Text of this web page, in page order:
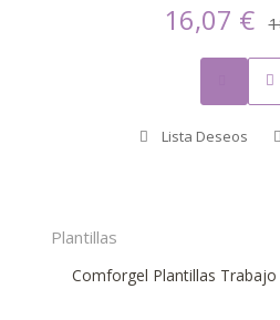
16,07 €
Lista Deseos
Plantillas
Comforgel Plantillas